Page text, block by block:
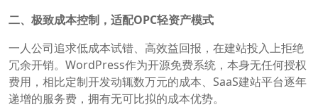
二、极致成本控制，适配OPC轻资产模式
一人公司追求低成本试错、高效益回报，在建站投入上拒绝
冗余开销。WordPress作为开源免费系统，本身无任何授权
费用，相比定制开发动辄数万元的成本、SaaS建站平台逐年
递增的服务费，拥有无可比拟的成本优势。